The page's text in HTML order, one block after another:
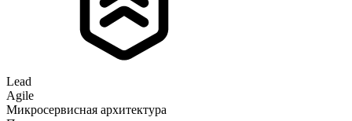
Lead
Agile
Микросервисная архитектура